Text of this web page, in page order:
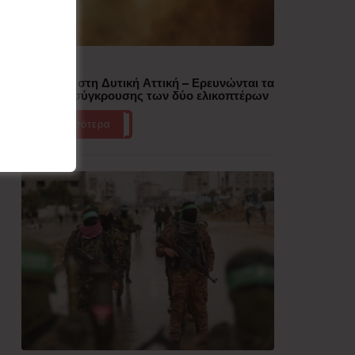
Πυρκαγιά στη Δυτική Αττική – Ερευνώνται τα
αίτια της σύγκρουσης των δύο ελικοπτέρων
Περισσότερα